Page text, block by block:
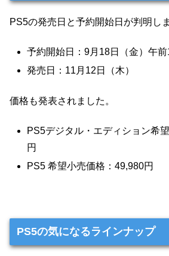
PS5の発売日と予約開始日が判明し
予約開始日：9月18日（金）午
発売日：11月12日（木）
価格も発表されました。
PS5デジタル・エディション希
円
PS5 希望小売価格：49,980円
PS5の気になるラインナップ